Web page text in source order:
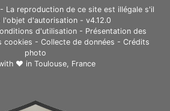
reproduction de ce site est illégale s'il
l'objet d'autorisation - v4.12.0
d'utilisation- Présentation des
cookies - Collecte de données - Crédits
photo
❤ in Toulouse, France